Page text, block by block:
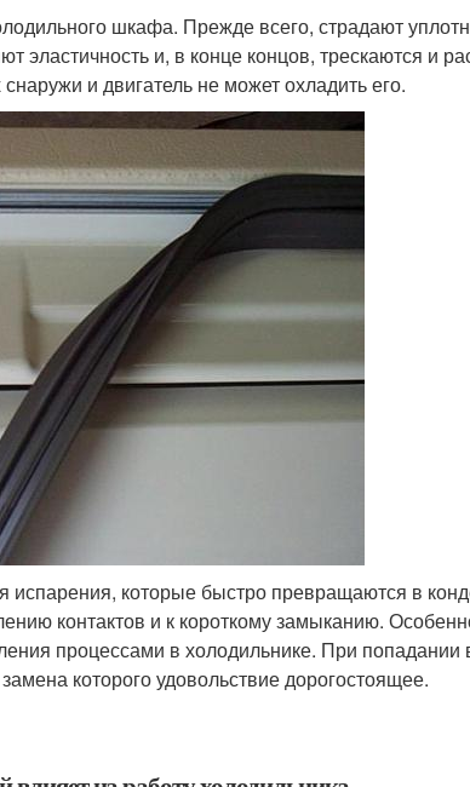
шкафа. Прежде всего, страдают
эластичность и, в конце концов, трескаются и
и двигатель не может охладить его.
испарения, которые быстро превращаются в
контактов и к короткому замыканию.
процессами в холодильнике. При попадании
которого удовольствие дорогостоящее.